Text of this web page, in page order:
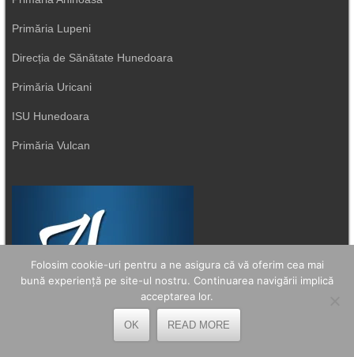
Primăria Lupeni
Direcția de Sănătate Hunedoara
Primăria Uricani
ISU Hunedoara
Primăria Vulcan
Folosim cookie-uri pentru a ne asigura că vă oferim cea mai
bună experiență pe site-ul nostru. Continuarea navigării implică
acceptarea lor.
OK READ MORE